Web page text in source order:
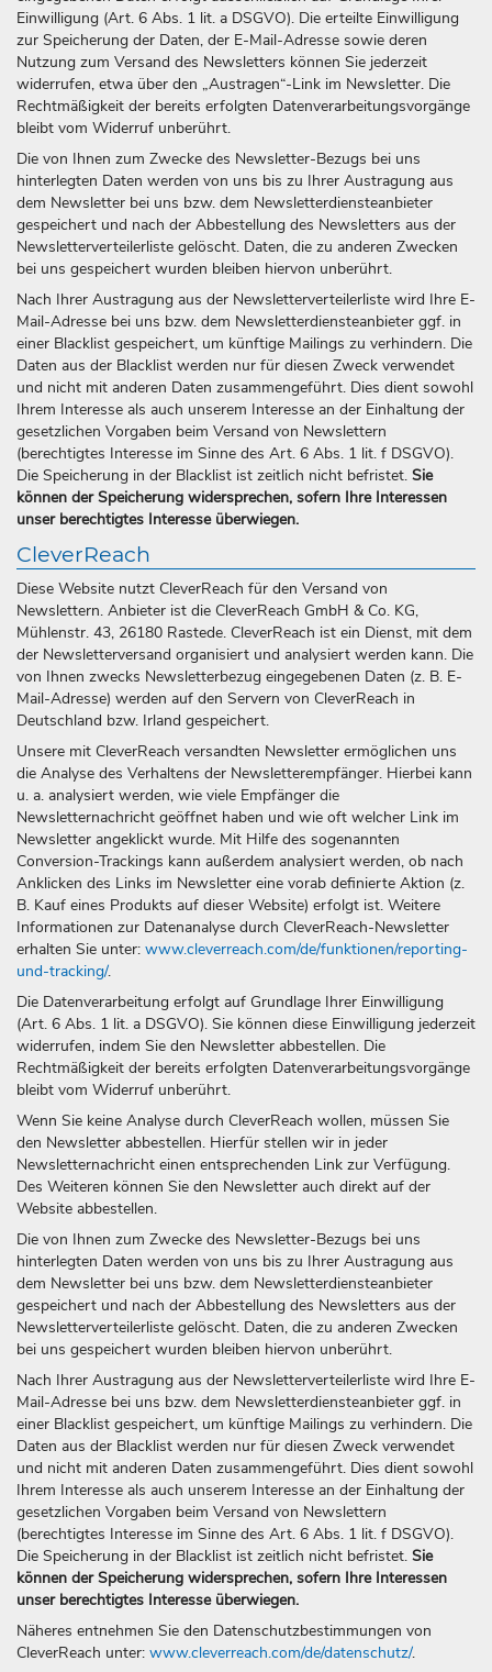
Einwilligung (Art. 6 Abs. 1 lit. a DSGVO). Die erteilte Einwilligung
zur Speicherung der Daten, der E-Mail-Adresse sowie deren
Nutzung zum Versand des Newsletters können Sie jederzeit
widerrufen, etwa über den „Austragen“-Link im Newsletter. Die
Rechtmäßigkeit der bereits erfolgten Datenverarbeitungsvorgänge
bleibt vom Widerruf unberührt.
Die von Ihnen zum Zwecke des Newsletter-Bezugs bei uns
hinterlegten Daten werden von uns bis zu Ihrer Austragung aus
dem Newsletter bei uns bzw. dem Newsletterdiensteanbieter
gespeichert und nach der Abbestellung des Newsletters aus der
Newsletterverteilerliste gelöscht. Daten, die zu anderen Zwecken
bei uns gespeichert wurden bleiben hiervon unberührt.
Nach Ihrer Austragung aus der Newsletterverteilerliste wird Ihre E-
Mail-Adresse bei uns bzw. dem Newsletterdiensteanbieter ggf. in
einer Blacklist gespeichert, um künftige Mailings zu verhindern. Die
Daten aus der Blacklist werden nur für diesen Zweck verwendet
und nicht mit anderen Daten zusammengeführt. Dies dient sowohl
Ihrem Interesse als auch unserem Interesse an der Einhaltung der
gesetzlichen Vorgaben beim Versand von Newslettern
(berechtigtes Interesse im Sinne des Art. 6 Abs. 1 lit. f DSGVO).
Die Speicherung in der Blacklist ist zeitlich nicht befristet. Sie
können der Speicherung widersprechen, sofern Ihre Interessen
unser berechtigtes Interesse überwiegen.
CleverReach
Diese Website nutzt CleverReach für den Versand von
Newslettern. Anbieter ist die CleverReach GmbH & Co. KG,
Mühlenstr. 43, 26180 Rastede. CleverReach ist ein Dienst, mit dem
der Newsletterversand organisiert und analysiert werden kann. Die
von Ihnen zwecks Newsletterbezug eingegebenen Daten (z. B. E-
Mail-Adresse) werden auf den Servern von CleverReach in
Deutschland bzw. Irland gespeichert.
Unsere mit CleverReach versandten Newsletter ermöglichen uns
die Analyse des Verhaltens der Newsletterempfänger. Hierbei kann
u. a. analysiert werden, wie viele Empfänger die
Newsletternachricht geöffnet haben und wie oft welcher Link im
Newsletter angeklickt wurde. Mit Hilfe des sogenannten
Conversion-Trackings kann außerdem analysiert werden, ob nach
Anklicken des Links im Newsletter eine vorab definierte Aktion (z.
B. Kauf eines Produkts auf dieser Website) erfolgt ist. Weitere
Informationen zur Datenanalyse durch CleverReach-Newsletter
erhalten Sie unter: www.cleverreach.com/de/funktionen/reporting-
und-tracking/.
Die Datenverarbeitung erfolgt auf Grundlage Ihrer Einwilligung
(Art. 6 Abs. 1 lit. a DSGVO). Sie können diese Einwilligung jederzeit
widerrufen, indem Sie den Newsletter abbestellen. Die
Rechtmäßigkeit der bereits erfolgten Datenverarbeitungsvorgänge
bleibt vom Widerruf unberührt.
Wenn Sie keine Analyse durch CleverReach wollen, müssen Sie
den Newsletter abbestellen. Hierfür stellen wir in jeder
Newsletternachricht einen entsprechenden Link zur Verfügung.
Des Weiteren können Sie den Newsletter auch direkt auf der
Website abbestellen.
Die von Ihnen zum Zwecke des Newsletter-Bezugs bei uns
hinterlegten Daten werden von uns bis zu Ihrer Austragung aus
dem Newsletter bei uns bzw. dem Newsletterdiensteanbieter
gespeichert und nach der Abbestellung des Newsletters aus der
Newsletterverteilerliste gelöscht. Daten, die zu anderen Zwecken
bei uns gespeichert wurden bleiben hiervon unberührt.
Nach Ihrer Austragung aus der Newsletterverteilerliste wird Ihre E-
Mail-Adresse bei uns bzw. dem Newsletterdiensteanbieter ggf. in
einer Blacklist gespeichert, um künftige Mailings zu verhindern. Die
Daten aus der Blacklist werden nur für diesen Zweck verwendet
und nicht mit anderen Daten zusammengeführt. Dies dient sowohl
Ihrem Interesse als auch unserem Interesse an der Einhaltung der
gesetzlichen Vorgaben beim Versand von Newslettern
(berechtigtes Interesse im Sinne des Art. 6 Abs. 1 lit. f DSGVO).
Die Speicherung in der Blacklist ist zeitlich nicht befristet. Sie
können der Speicherung widersprechen, sofern Ihre Interessen
unser berechtigtes Interesse überwiegen.
Näheres entnehmen Sie den Datenschutzbestimmungen von
CleverReach unter: www.cleverreach.com/de/datenschutz/.